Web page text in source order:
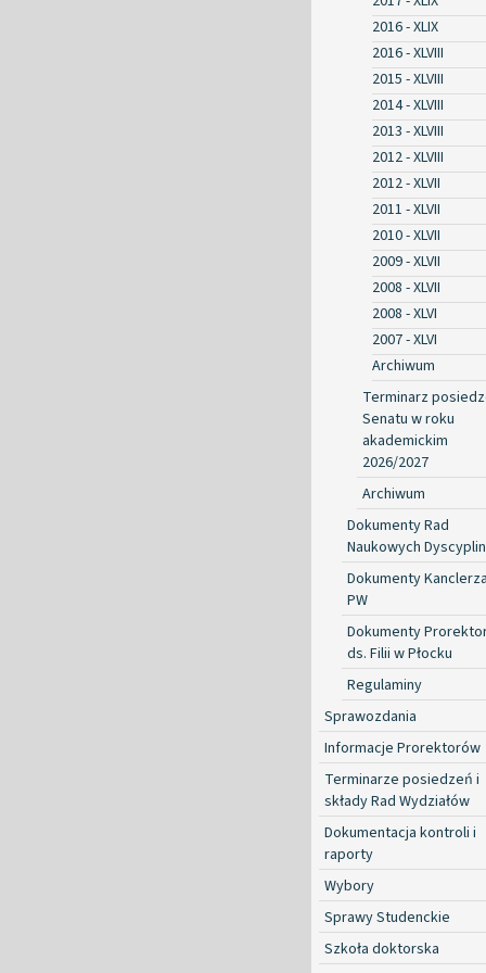
2016 - XLIX
2016 - XLVIII
2015 - XLVIII
2014 - XLVIII
2013 - XLVIII
2012 - XLVIII
2012 - XLVII
2011 - XLVII
2010 - XLVII
2009 - XLVII
2008 - XLVII
2008 - XLVI
2007 - XLVI
Archiwum
Terminarz
Senatu w roku
akademickim
2026/2027
Archiwum
Dokumenty Rad
Naukowych Dyscyplin
Dokumenty
PW
Dokumenty
ds. Filii w Płocku
Regulaminy
Sprawozdania
Informacje Prorektorów
Terminarze posiedzeń i
składy Rad Wydziałów
Dokumentacja kontroli i
raporty
Wybory
Sprawy Studenckie
Szkoła doktorska